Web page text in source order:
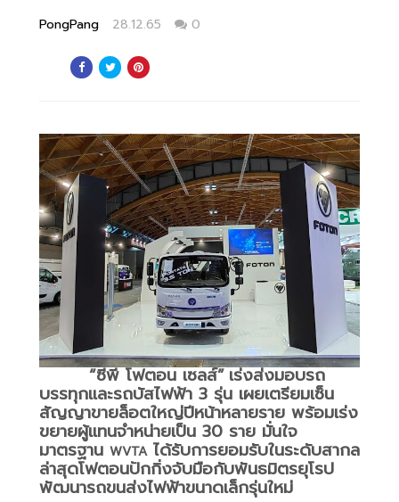
PongPang 28.12.65 0
“ซีพี โฟตอน เซลส์”เร่งส่งมอบรถ
บรรทุกและรถบัสไฟฟ้า 3 รุ่น เผยเตรียมเซ็น
สัญญาขายล็อตใหญ่ปีหน้าหลายราย พร้อมเร่ง
ขยายผู้แทนจำหน่ายเป็น 30 ราย มั่นใจ
มาตรฐาน WVTAได้รับการยอมรับในระดับสากล
ล่าสุดโฟตอนปักกิ่งจับมือกับพันธมิตรยุโรป
พัฒนารถขนส่งไฟฟ้าขนาดเล็กรุ่นใหม่